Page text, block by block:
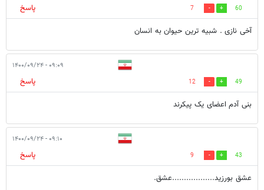
60
7
پاسخ
آخی نازی . شبیه ترین حیوان به انسان
۰۹:۰۹ - ۱۴۰۰/۰۹/۲۴
49
12
پاسخ
بنی آدم اعضای یک پیکرند
۰۹:۱۰ - ۱۴۰۰/۰۹/۲۴
43
9
پاسخ
عشق بورزید..................عشق.